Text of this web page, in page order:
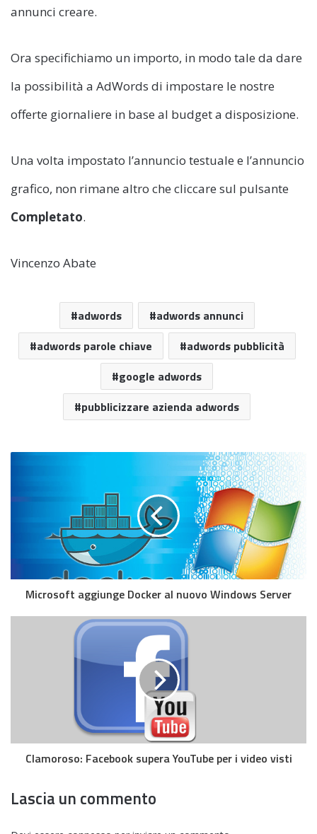
annunci creare.
Ora specifichiamo un importo, in modo tale da dare
la possibilità a AdWords di impostare le nostre
offerte giornaliere in base al budget a disposizione.
Una volta impostato l’annuncio testuale e l’annuncio
grafico, non rimane altro che cliccare sul pulsante
Completato.
Vincenzo Abate
adwords
adwords annunci
adwords parole chiave
adwords pubblicità
google adwords
pubblicizzare azienda adwords
Microsoft aggiunge Docker al nuovo Windows Server
Clamoroso: Facebook supera YouTube per i video visti
Lascia un commento